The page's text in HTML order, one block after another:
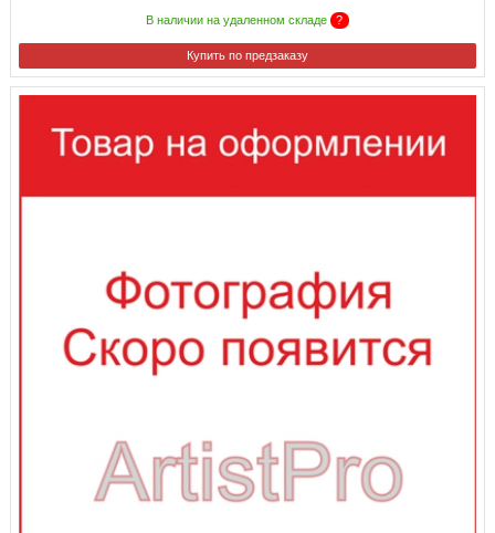
В наличии на удаленном складе ?
Купить по предзаказу